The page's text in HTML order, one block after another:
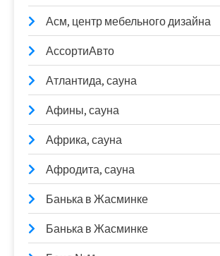
Асм, центр мебельного дизайна
АссортиАвто
Атлантида, сауна
Афины, сауна
Африка, сауна
Афродита, сауна
Банька в Жасминке
Банька в Жасминке